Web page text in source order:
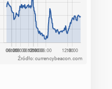
Źródło: currencybeacon.com